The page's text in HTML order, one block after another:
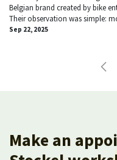
Belgian brand created by bike
Their observation was simple:
Sep 22, 2025
Make an